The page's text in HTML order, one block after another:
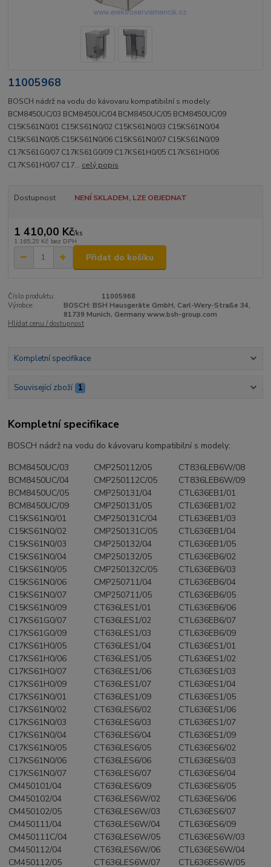
11005968
BOSCH nádrž na vodu do kávovaru kompatibilní s modely:
BCM8450UC/03 BCM8450UC/04 BCM8450UC/05 BCM8450UC/09
C15KS61N0/01 C15KS61N0/02 C15KS61N0/03 C15KS61N0/04
C15KS61N0/05 C15KS61N0/06 C15KS61N0/07 C15KS61N0/09
C17KS61G0/07 C17KS61G0/09 C17KS61H0/05 C17KS61H0/06
C17KS61H0/07 C17... celý popis
Dostupnost NENÍ SKLADEM, LZE OBJEDNAT
1 410,00 Kč/ks
1 165,29 Kč bez DPH
Přidat do košíku
Číslo produktu:
11005968
Výrobce:
BOSCH: BSH Hausgeräte GmbH, Carl-Wery-Straße 34,
81739 Munich, Germany www.bsh-group.com
Hlídat cenu / dostupnost
Kompletní specifikace
Související zboží 1
Kompletní specifikace
BOSCH nádrž na vodu do kávovaru kompatibilní s modely:
BCM8450UC/03
BCM8450UC/04
BCM8450UC/05
BCM8450UC/09
C15KS61N0/01
C15KS61N0/02
C15KS61N0/03
C15KS61N0/04
C15KS61N0/05
C15KS61N0/06
C15KS61N0/07
C15KS61N0/09
C17KS61G0/07
C17KS61G0/09
C17KS61H0/05
C17KS61H0/06
C17KS61H0/07
C17KS61H0/09
C17KS61N0/01
C17KS61N0/02
C17KS61N0/03
C17KS61N0/04
C17KS61N0/05
C17KS61N0/06
C17KS61N0/07
CM450101/04
CM450102/04
CM450102/05
CM450111/04
CM450111C/04
CM450112/04
CM450112/05
CMP250112/05
CMP250112C/05
CMP250131/04
CMP250131/05
CMP250131C/04
CMP250131C/05
CMP250132/04
CMP250132/05
CMP250132C/05
CMP250711/04
CMP250711/05
CT636LES1/01
CT636LES1/02
CT636LES1/03
CT636LES1/04
CT636LES1/05
CT636LES1/06
CT636LES1/07
CT636LES1/09
CT636LES6/02
CT636LES6/03
CT636LES6/04
CT636LES6/05
CT636LES6/06
CT636LES6/07
CT636LES6/09
CT636LES6W/02
CT636LES6W/03
CT636LES6W/04
CT636LES6W/05
CT636LES6W/06
CT636LES6W/07
CT836LEB6W/08
CT836LEB6W/09
CTL636EB1/01
CTL636EB1/02
CTL636EB1/03
CTL636EB1/04
CTL636EB1/05
CTL636EB6/02
CTL636EB6/03
CTL636EB6/04
CTL636EB6/05
CTL636EB6/06
CTL636EB6/07
CTL636EB6/09
CTL636ES1/01
CTL636ES1/02
CTL636ES1/03
CTL636ES1/04
CTL636ES1/05
CTL636ES1/06
CTL636ES1/07
CTL636ES1/09
CTL636ES6/02
CTL636ES6/03
CTL636ES6/04
CTL636ES6/05
CTL636ES6/06
CTL636ES6/07
CTL636ES6/09
CTL636ES6W/03
CTL636ES6W/04
CTL636ES6W/05